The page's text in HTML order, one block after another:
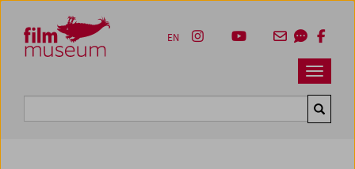
Zum Inhalt
Zum Hauptmenü
Zur Servicenavigation
Zum Suche
Navbar
EN